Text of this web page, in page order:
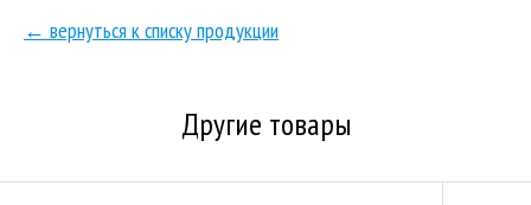
← вернуться к списку продукции
Другие товары